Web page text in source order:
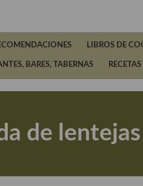
LIBROS DE
BARES, TABERNAS RECETAS
de